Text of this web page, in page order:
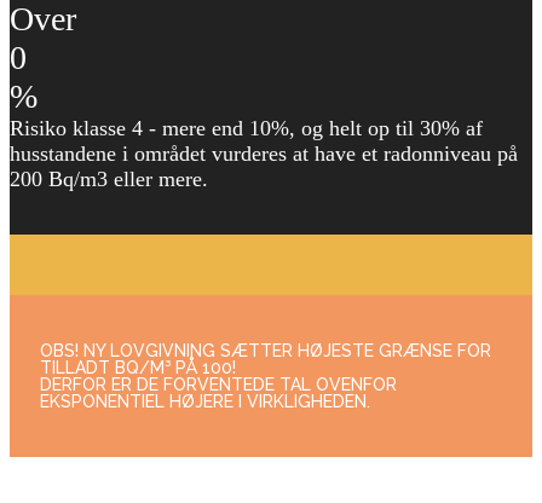
Over
0
%
Risiko klasse 4 - mere end 10%, og helt op til 30% af
husstandene i området vurderes at have et radonniveau på
200 Bq/m3 eller mere.
OBS! NY LOVGIVNING SÆTTER HØJESTE GRÆNSE FOR
TILLADT BQ/M³ PÅ 100!
DERFOR ER DE FORVENTEDE TAL OVENFOR
EKSPONENTIEL HØJERE I VIRKLIGHEDEN.